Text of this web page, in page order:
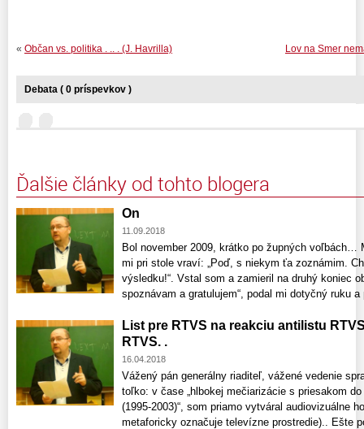
Lov na Smer
« Občan vs. politika . .. . (J. Havrilla)
Debata ( 0 príspevkov )
Ďalšie články od tohto blogera
On
11.09.2018
Bol november 2009, krátko po župných
mi pri stole vraví: „Poď, s niekym ťa zoznámim.
výsledku!“. Vstal som a zamieril na druhý koniec
spoznávam a gratulujem“, podal mi dotyčný ruku
List pre RTVS na reakciu antilistu
RTVS. .
16.04.2018
Vážený pán generálny riaditeľ, vážené vedenie
toľko: v čase „hlbokej mečiarizácie s priesakom
(1995-2003)“, som priamo vytváral audiovizuálne
metaforicky označuje televízne prostredie).. Ešte